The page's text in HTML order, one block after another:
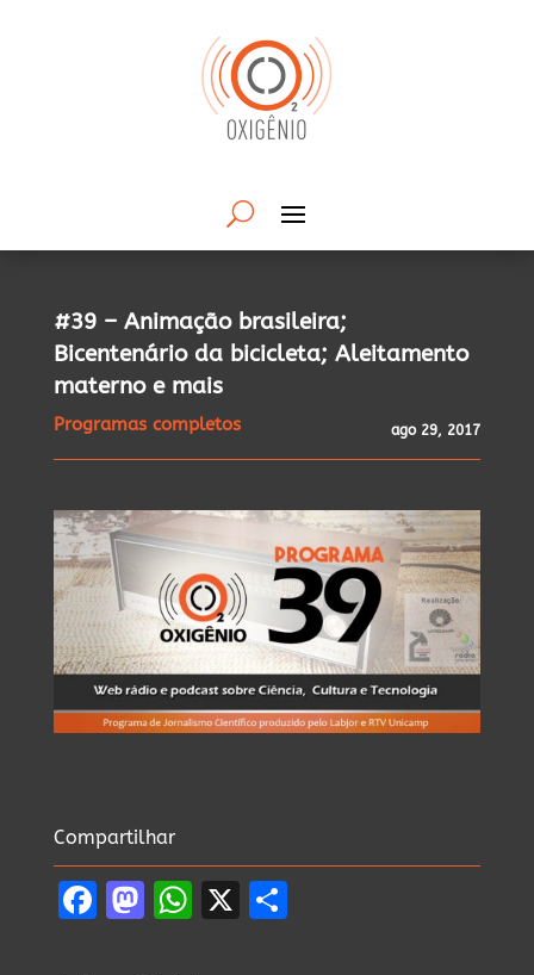
#39 – Animação brasileira;
Bicentenário da bicicleta; Aleitamento
materno e mais
Programas completos ago 29, 2017
Compartilhar
Facebook
Mastodon
WhatsApp
X